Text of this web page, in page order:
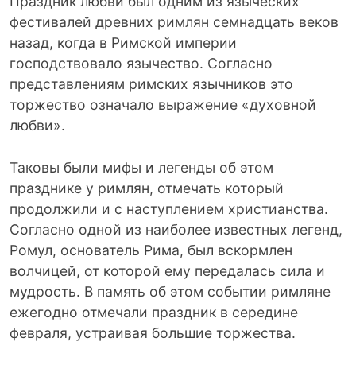
фестивалей древних римлян семнадцать веков
назад, когда в Римской империи
господствовало язычество. Согласно
представлениям римских язычников это
торжество означало выражение «духовной
любви».
Таковы были мифы и легенды об этом
празднике у римлян, отмечать который
продолжили и с наступлением христианства.
Согласно одной из наиболее известных легенд,
Ромул, основатель Рима, был вскормлен
волчицей, от которой ему передалась сила и
мудрость. В память об этом событии римляне
ежегодно отмечали праздник в середине
февраля, устраивая большие торжества.